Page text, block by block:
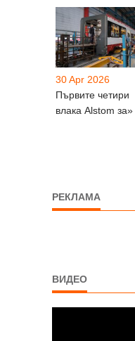
30 Apr 2026
Първите четири
влака Alstom за»
РЕКЛАМА
ВИДЕО